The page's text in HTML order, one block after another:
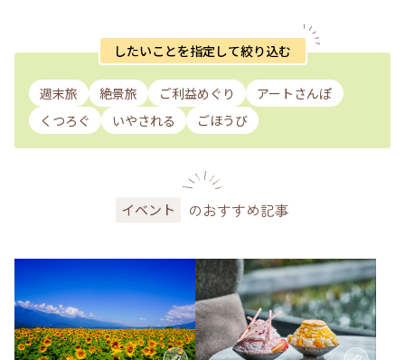
したいことを指定して絞り込む
週末旅 絶景旅 ご利益めぐり
アートさんぽ
くつろぐ
いやされる ごほうび
イベント のおすすめ記事